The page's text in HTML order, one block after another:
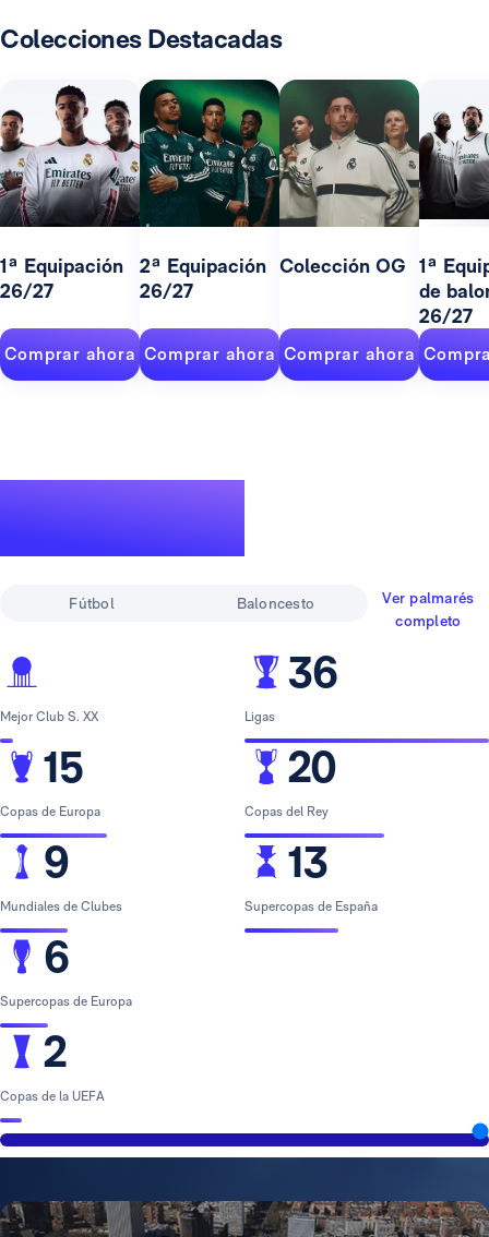
Colecciones Destacadas
1ª Equipación
26/27
Comprar ahora
2ª Equipación
26/27
Comprar ahora
Colección OG
Comprar ahora
1ª
de
26/27
Fútbol Baloncesto
Ver palmarés
completo
Mejor Club S. XX
15
Copas de Europa
9
Mundiales de Clubes
6
Supercopas de Europa
2
Copas de la UEFA
36
Ligas
20
Copas del Rey
13
Supercopas de España